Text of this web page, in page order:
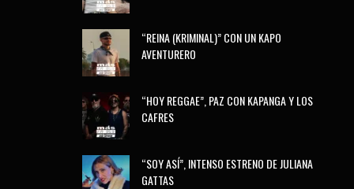
“REINA (KRIMINAL)” CON UN KAPO
AVENTURERO
“HOY REGGAE”, PAZ CON KAPANGA Y LOS
CAFRES
“SOY ASÍ”, INTENSO ESTRENO DE JULIANA
GATTAS